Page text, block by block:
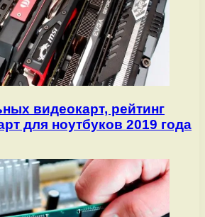
видеокарт, рейтинг
для ноутбуков 2019 года